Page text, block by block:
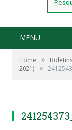
por:
MENU
Home »
2021) »